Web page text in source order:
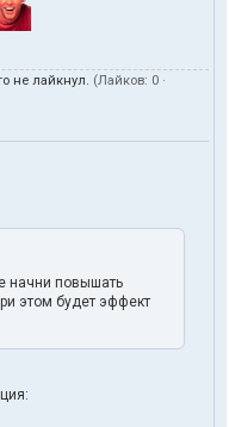
не лайкнул. (Лайков: 0 ·
начни повышать
этом будет эффект